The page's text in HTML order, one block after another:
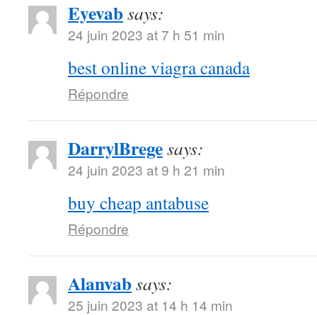
Eyevabsays:
24 juin 2023 at 7 h 51 min
best online viagra canada
Répondre
DarrylBregesays:
24 juin 2023 at 9 h 21 min
buy cheap antabuse
Répondre
Alanvabsays:
25 juin 2023 at 14 h 14 min